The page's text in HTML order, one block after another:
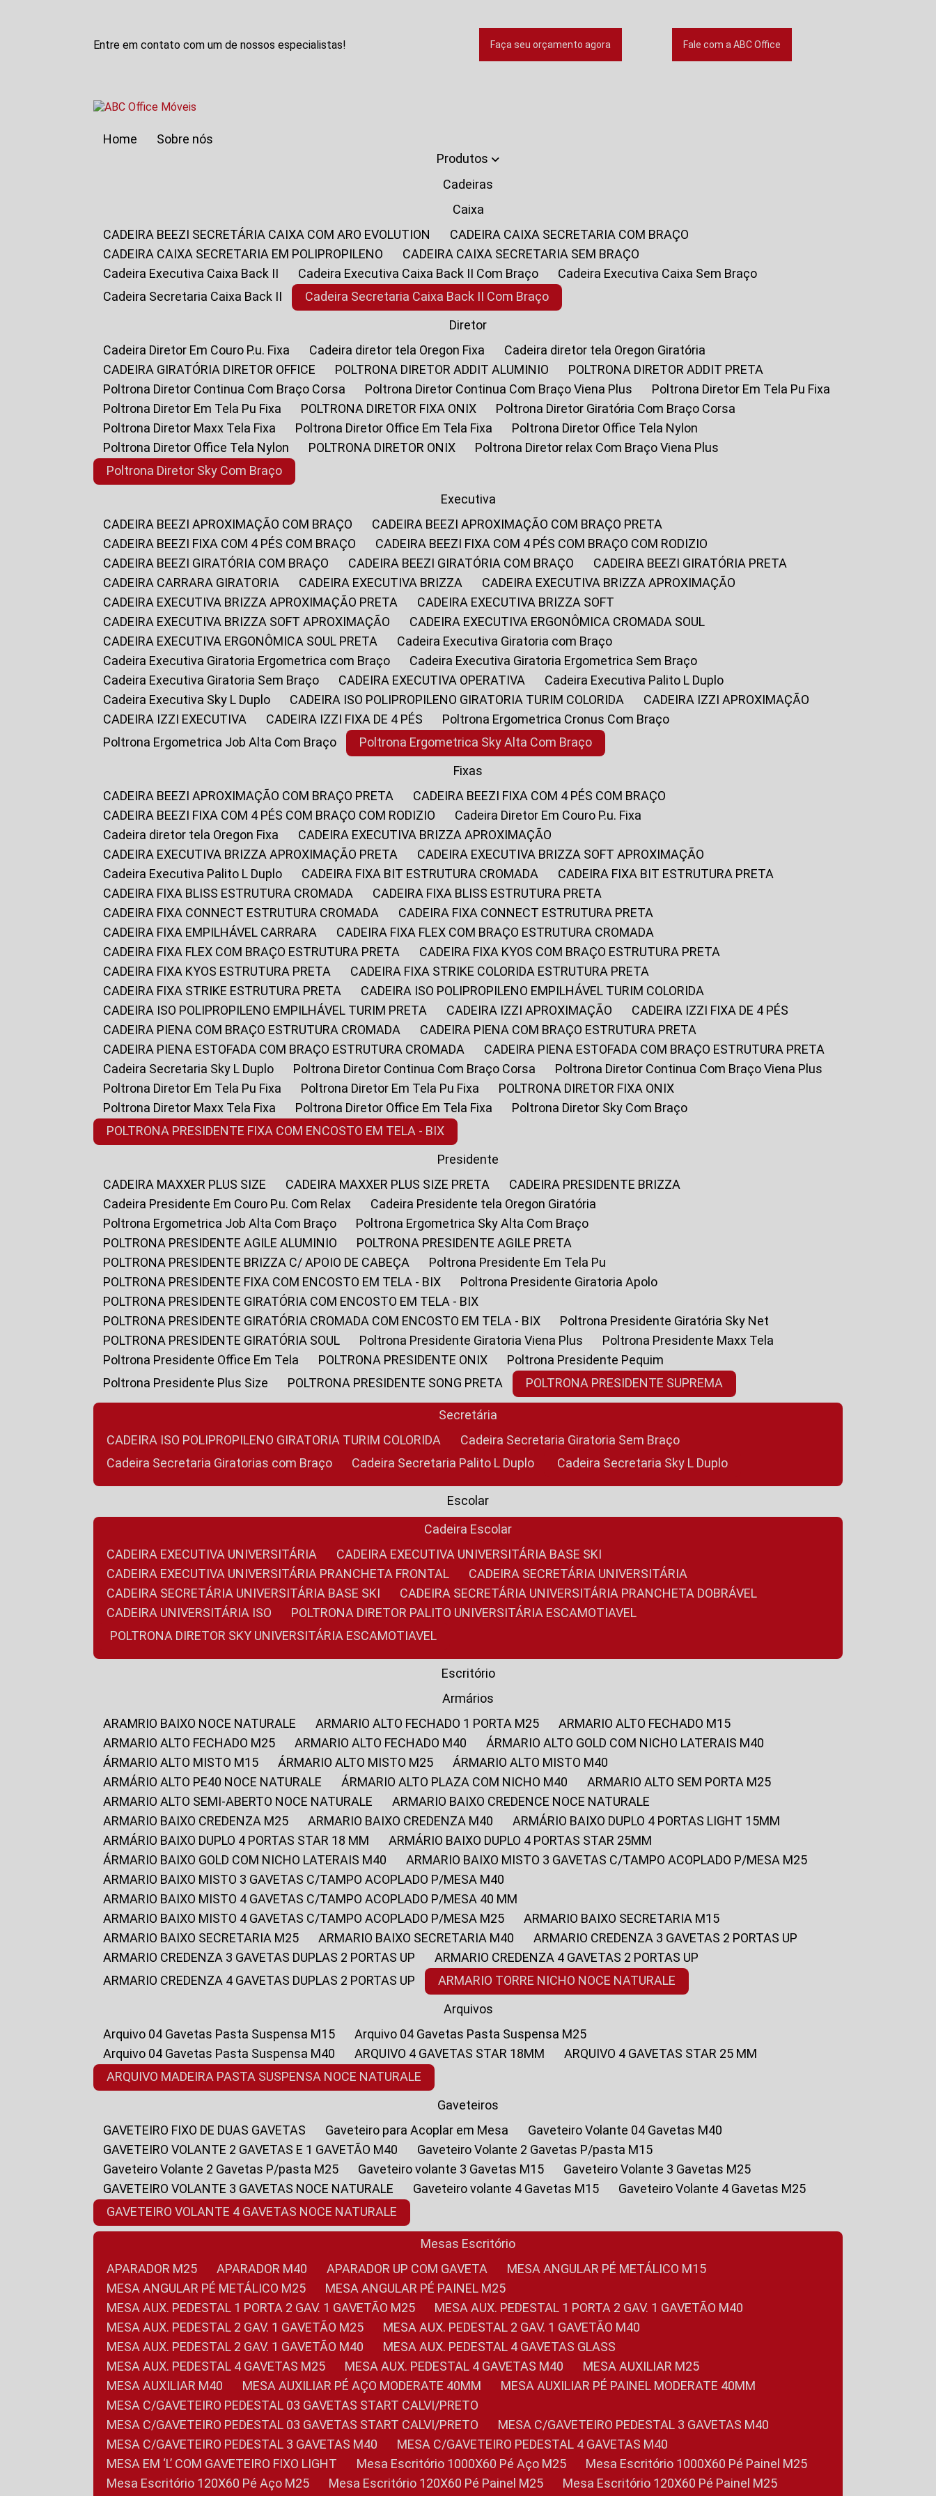
Entre em contato com um de nossos especialistas! Faça seu orçamento agora Fale com a ABC Office
Home
Sobre nós
Produtos
Cadeiras
Caixa
CADEIRA BEEZI SECRETÁRIA CAIXA COM ARO EVOLUTION
CADEIRA CAIXA SECRETARIA COM BRAÇO
CADEIRA CAIXA SECRETARIA EM POLIPROPILENO
CADEIRA CAIXA SECRETARIA SEM BRAÇO
Cadeira Executiva Caixa Back II
Cadeira Executiva Caixa Back II Com Braço
Cadeira Executiva Caixa Sem Braço
Cadeira Secretaria Caixa Back II
Cadeira Secretaria Caixa Back II Com Braço
Diretor
Cadeira Diretor Em Couro P.u. Fixa
Cadeira diretor tela Oregon Fixa
Cadeira diretor tela Oregon Giratória
CADEIRA GIRATÓRIA DIRETOR OFFICE
POLTRONA DIRETOR ADDIT ALUMINIO
POLTRONA DIRETOR ADDIT PRETA
Poltrona Diretor Continua Com Braço Corsa
Poltrona Diretor Continua Com Braço Viena Plus
Poltrona Diretor Em Tela Pu Fixa
Poltrona Diretor Em Tela Pu Fixa
POLTRONA DIRETOR FIXA ONIX
Poltrona Diretor Giratória Com Braço Corsa
Poltrona Diretor Maxx Tela Fixa
Poltrona Diretor Office Em Tela Fixa
Poltrona Diretor Office Tela Nylon
Poltrona Diretor Office Tela Nylon
POLTRONA DIRETOR ONIX
Poltrona Diretor relax Com Braço Viena Plus
Poltrona Diretor Sky Com Braço
Executiva
CADEIRA BEEZI APROXIMAÇÃO COM BRAÇO
CADEIRA BEEZI APROXIMAÇÃO COM BRAÇO PRETA
CADEIRA BEEZI FIXA COM 4 PÉS COM BRAÇO
CADEIRA BEEZI FIXA COM 4 PÉS COM BRAÇO COM RODIZIO
CADEIRA BEEZI GIRATÓRIA COM BRAÇO
CADEIRA BEEZI GIRATÓRIA COM BRAÇO
CADEIRA BEEZI GIRATÓRIA PRETA
CADEIRA CARRARA GIRATORIA
CADEIRA EXECUTIVA BRIZZA
CADEIRA EXECUTIVA BRIZZA APROXIMAÇÃO
CADEIRA EXECUTIVA BRIZZA APROXIMAÇÃO PRETA
CADEIRA EXECUTIVA BRIZZA SOFT
CADEIRA EXECUTIVA BRIZZA SOFT APROXIMAÇÃO
CADEIRA EXECUTIVA ERGONÔMICA CROMADA SOUL
CADEIRA EXECUTIVA ERGONÔMICA SOUL PRETA
Cadeira Executiva Giratoria com Braço
Cadeira Executiva Giratoria Ergometrica com Braço
Cadeira Executiva Giratoria Ergometrica Sem Braço
Cadeira Executiva Giratoria Sem Braço
CADEIRA EXECUTIVA OPERATIVA
Cadeira Executiva Palito L Duplo
Cadeira Executiva Sky L Duplo
CADEIRA ISO POLIPROPILENO GIRATORIA TURIM COLORIDA
CADEIRA IZZI APROXIMAÇÃO
CADEIRA IZZI EXECUTIVA
CADEIRA IZZI FIXA DE 4 PÉS
Poltrona Ergometrica Cronus Com Braço
Poltrona Ergometrica Job Alta Com Braço
Poltrona Ergometrica Sky Alta Com Braço
Fixas
CADEIRA BEEZI APROXIMAÇÃO COM BRAÇO PRETA
CADEIRA BEEZI FIXA COM 4 PÉS COM BRAÇO
CADEIRA BEEZI FIXA COM 4 PÉS COM BRAÇO COM RODIZIO
Cadeira Diretor Em Couro P.u. Fixa
Cadeira diretor tela Oregon Fixa
CADEIRA EXECUTIVA BRIZZA APROXIMAÇÃO
CADEIRA EXECUTIVA BRIZZA APROXIMAÇÃO PRETA
CADEIRA EXECUTIVA BRIZZA SOFT APROXIMAÇÃO
Cadeira Executiva Palito L Duplo
CADEIRA FIXA BIT ESTRUTURA CROMADA
CADEIRA FIXA BIT ESTRUTURA PRETA
CADEIRA FIXA BLISS ESTRUTURA CROMADA
CADEIRA FIXA BLISS ESTRUTURA PRETA
CADEIRA FIXA CONNECT ESTRUTURA CROMADA
CADEIRA FIXA CONNECT ESTRUTURA PRETA
CADEIRA FIXA EMPILHÁVEL CARRARA
CADEIRA FIXA FLEX COM BRAÇO ESTRUTURA CROMADA
CADEIRA FIXA FLEX COM BRAÇO ESTRUTURA PRETA
CADEIRA FIXA KYOS COM BRAÇO ESTRUTURA PRETA
CADEIRA FIXA KYOS ESTRUTURA PRETA
CADEIRA FIXA STRIKE COLORIDA ESTRUTURA PRETA
CADEIRA FIXA STRIKE ESTRUTURA PRETA
CADEIRA ISO POLIPROPILENO EMPILHÁVEL TURIM COLORIDA
CADEIRA ISO POLIPROPILENO EMPILHÁVEL TURIM PRETA
CADEIRA IZZI APROXIMAÇÃO
CADEIRA IZZI FIXA DE 4 PÉS
CADEIRA PIENA COM BRAÇO ESTRUTURA CROMADA
CADEIRA PIENA COM BRAÇO ESTRUTURA PRETA
CADEIRA PIENA ESTOFADA COM BRAÇO ESTRUTURA CROMADA
CADEIRA PIENA ESTOFADA COM BRAÇO ESTRUTURA PRETA
Cadeira Secretaria Sky L Duplo
Poltrona Diretor Continua Com Braço Corsa
Poltrona Diretor Continua Com Braço Viena Plus
Poltrona Diretor Em Tela Pu Fixa
Poltrona Diretor Em Tela Pu Fixa
POLTRONA DIRETOR FIXA ONIX
Poltrona Diretor Maxx Tela Fixa
Poltrona Diretor Office Em Tela Fixa
Poltrona Diretor Sky Com Braço
POLTRONA PRESIDENTE FIXA COM ENCOSTO EM TELA - BIX
Presidente
CADEIRA MAXXER PLUS SIZE
CADEIRA MAXXER PLUS SIZE PRETA
CADEIRA PRESIDENTE BRIZZA
Cadeira Presidente Em Couro P.u. Com Relax
Cadeira Presidente tela Oregon Giratória
Poltrona Ergometrica Job Alta Com Braço
Poltrona Ergometrica Sky Alta Com Braço
POLTRONA PRESIDENTE AGILE ALUMINIO
POLTRONA PRESIDENTE AGILE PRETA
POLTRONA PRESIDENTE BRIZZA C/ APOIO DE CABEÇA
Poltrona Presidente Em Tela Pu
POLTRONA PRESIDENTE FIXA COM ENCOSTO EM TELA - BIX
Poltrona Presidente Giratoria Apolo
POLTRONA PRESIDENTE GIRATÓRIA COM ENCOSTO EM TELA - BIX
POLTRONA PRESIDENTE GIRATÓRIA CROMADA COM ENCOSTO EM TELA - BIX
Poltrona Presidente Giratória Sky Net
POLTRONA PRESIDENTE GIRATÓRIA SOUL
Poltrona Presidente Giratoria Viena Plus
Poltrona Presidente Maxx Tela
Poltrona Presidente Office Em Tela
POLTRONA PRESIDENTE ONIX
Poltrona Presidente Pequim
Poltrona Presidente Plus Size
POLTRONA PRESIDENTE SONG PRETA POLTRONA PRESIDENTE SUPREMA
Secretária
CADEIRA ISO POLIPROPILENO GIRATORIA TURIM COLORIDA
Cadeira Secretaria Giratoria Sem Braço
Cadeira Secretaria Giratorias com Braço
Cadeira Secretaria Palito L Duplo Cadeira Secretaria Sky L Duplo
Escolar
Cadeira Escolar
CADEIRA EXECUTIVA UNIVERSITÁRIA
CADEIRA EXECUTIVA UNIVERSITÁRIA BASE SKI
CADEIRA EXECUTIVA UNIVERSITÁRIA PRANCHETA FRONTAL
CADEIRA SECRETÁRIA UNIVERSITÁRIA
CADEIRA SECRETÁRIA UNIVERSITÁRIA BASE SKI
CADEIRA SECRETÁRIA UNIVERSITÁRIA PRANCHETA DOBRÁVEL
CADEIRA UNIVERSITÁRIA ISO
POLTRONA DIRETOR PALITO UNIVERSITÁRIA ESCAMOTIAVEL
POLTRONA DIRETOR SKY UNIVERSITÁRIA ESCAMOTIAVEL
Escritório
Armários
ARAMRIO BAIXO NOCE NATURALE
ARMARIO ALTO FECHADO 1 PORTA M25
ARMARIO ALTO FECHADO M15
ARMARIO ALTO FECHADO M25
ARMARIO ALTO FECHADO M40
ÁRMARIO ALTO GOLD COM NICHO LATERAIS M40
ÁRMARIO ALTO MISTO M15
ÁRMARIO ALTO MISTO M25
ÁRMARIO ALTO MISTO M40
ARMÁRIO ALTO PE40 NOCE NATURALE
ÁRMARIO ALTO PLAZA COM NICHO M40
ARMARIO ALTO SEM PORTA M25
ARMARIO ALTO SEMI-ABERTO NOCE NATURALE
ARMARIO BAIXO CREDENCE NOCE NATURALE
ARMARIO BAIXO CREDENZA M25
ARMARIO BAIXO CREDENZA M40
ARMÁRIO BAIXO DUPLO 4 PORTAS LIGHT 15MM
ARMÁRIO BAIXO DUPLO 4 PORTAS STAR 18 MM
ARMÁRIO BAIXO DUPLO 4 PORTAS STAR 25MM
ÁRMARIO BAIXO GOLD COM NICHO LATERAIS M40
ARMARIO BAIXO MISTO 3 GAVETAS C/TAMPO ACOPLADO P/MESA M25
ARMARIO BAIXO MISTO 3 GAVETAS C/TAMPO ACOPLADO P/MESA M40
ARMARIO BAIXO MISTO 4 GAVETAS C/TAMPO ACOPLADO P/MESA 40 MM
ARMARIO BAIXO MISTO 4 GAVETAS C/TAMPO ACOPLADO P/MESA M25
ARMARIO BAIXO SECRETARIA M15
ARMARIO BAIXO SECRETARIA M25
ARMARIO BAIXO SECRETARIA M40
ARMARIO CREDENZA 3 GAVETAS 2 PORTAS UP
ARMARIO CREDENZA 3 GAVETAS DUPLAS 2 PORTAS UP
ARMARIO CREDENZA 4 GAVETAS 2 PORTAS UP
ARMARIO CREDENZA 4 GAVETAS DUPLAS 2 PORTAS UP
ARMARIO TORRE NICHO NOCE NATURALE
Arquivos
Arquivo 04 Gavetas Pasta Suspensa M15
Arquivo 04 Gavetas Pasta Suspensa M25
Arquivo 04 Gavetas Pasta Suspensa M40
ARQUIVO 4 GAVETAS STAR 18MM
ARQUIVO 4 GAVETAS STAR 25 MM
ARQUIVO MADEIRA PASTA SUSPENSA NOCE NATURALE
Gaveteiros
GAVETEIRO FIXO DE DUAS GAVETAS
Gaveteiro para Acoplar em Mesa
Gaveteiro Volante 04 Gavetas M40
GAVETEIRO VOLANTE 2 GAVETAS E 1 GAVETÃO M40
Gaveteiro Volante 2 Gavetas P/pasta M15
Gaveteiro Volante 2 Gavetas P/pasta M25
Gaveteiro volante 3 Gavetas M15
Gaveteiro Volante 3 Gavetas M25
GAVETEIRO VOLANTE 3 GAVETAS NOCE NATURALE
Gaveteiro volante 4 Gavetas M15
Gaveteiro Volante 4 Gavetas M25
GAVETEIRO VOLANTE 4 GAVETAS NOCE NATURALE
Mesas Escritório
APARADOR M25
APARADOR M40 APARADOR UP COM GAVETA
MESA ANGULAR PÉ METÁLICO M15
MESA ANGULAR PÉ METÁLICO M25
MESA ANGULAR PÉ PAINEL M25
MESA AUX. PEDESTAL 1 PORTA 2 GAV. 1 GAVETÃO M25
MESA AUX. PEDESTAL 1 PORTA 2 GAV. 1 GAVETÃO M40
MESA AUX. PEDESTAL 2 GAV. 1 GAVETÃO M25
MESA AUX. PEDESTAL 2 GAV. 1 GAVETÃO M40
MESA AUX. PEDESTAL 2 GAV. 1 GAVETÃO M40
MESA AUX. PEDESTAL 4 GAVETAS GLASS
MESA AUX. PEDESTAL 4 GAVETAS M25
MESA AUX. PEDESTAL 4 GAVETAS M40
MESA AUXILIAR M25
MESA AUXILIAR M40
MESA AUXILIAR PÉ AÇO MODERATE 40MM
MESA AUXILIAR PÉ PAINEL MODERATE 40MM
MESA C/GAVETEIRO PEDESTAL 03 GAVETAS START CALVI/PRETO
MESA C/GAVETEIRO PEDESTAL 03 GAVETAS START CALVI/PRETO
MESA C/GAVETEIRO PEDESTAL 3 GAVETAS M40
MESA C/GAVETEIRO PEDESTAL 3 GAVETAS M40
MESA C/GAVETEIRO PEDESTAL 4 GAVETAS M40
MESA EM ‘L’ COM GAVETEIRO FIXO LIGHT
Mesa Escritório 1000X60 Pé Aço M25
Mesa Escritório 1000X60 Pé Painel M25
Mesa Escritório 120X60 Pé Aço M25
Mesa Escritório 120X60 Pé Painel M25
Mesa Escritório 120X60 Pé Painel M25